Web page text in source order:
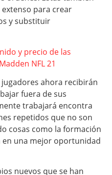
para crear
y substituir
y precio de las
NFL 21
jugadores ahora recibirán
fuera de sus
trabajará encontra
repetidos que no son
cosas como la formación
en una mejor oportunidad
nuevos que se han